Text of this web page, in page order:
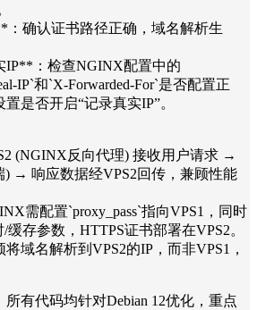
：确认证书路径正确，域名解析生
IP**：检查NGINX配置中的
IP`和`X-Forwarded-For`是否配置正
是否开启“记录真实IP”。
(NGINX反向代理) 接收用户请求 →
) → 响应数据经VPS2回传，兼顾性能
需配置`proxy_pass`指向VPS1，同时
存参数，HTTPS证书部署在VPS2。
域名解析到VPS2的IP，而非VPS1，
有代码均针对Debian 12优化，重点